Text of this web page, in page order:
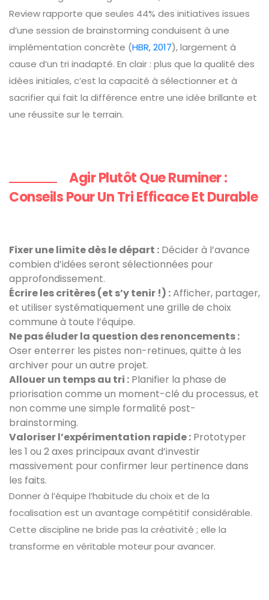
Review rapporte que seules 44% des initiatives issues
d’une session de brainstorming conduisent à une
implémentation concrète (HBR, 2017), largement à
cause d’un tri inadapté. En clair : plus que la qualité des
idées initiales, c’est la capacité à sélectionner et à
sacrifier qui fait la différence entre une idée brillante et
une réussite sur le terrain.
Agir Plutôt Que Ruminer :
Conseils Pour Un Tri Efficace Et Durable
Fixer une limite dès le départ : Décider à l’avance
combien d’idées seront sélectionnées pour
approfondissement.
Écrire les critères (et s’y tenir !) :Afficher, partager,
et utiliser systématiquement une grille de choix
commune à toute l’équipe.
Ne pas éluder la question des renoncements :
Oser enterrer les pistes non-retinues, quitte à les
archiver pour un autre projet.
Allouer un temps au tri : Planifier la phase de
priorisation comme un moment-clé du processus, et
non comme une simple formalité post-
brainstorming.
Valoriser l’expérimentation rapide : Prototyper
les 1 ou 2 axes principaux avant d’investir
massivement pour confirmer leur pertinence dans
les faits.
Donner à l’équipe l’habitude du choix et de la
focalisation est un avantage compétitif considérable.
Cette discipline ne bride pas la créativité ; elle la
transforme en véritable moteur pour avancer.